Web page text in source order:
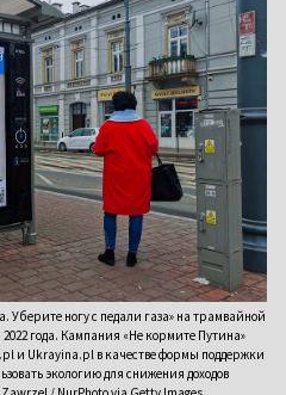
Уберите ногу с педали газа» на трамвайной
года. Кампания «Не кормите Путина»
и Ukrayina.pl в качестве формы поддержки
экологию для снижения доходов